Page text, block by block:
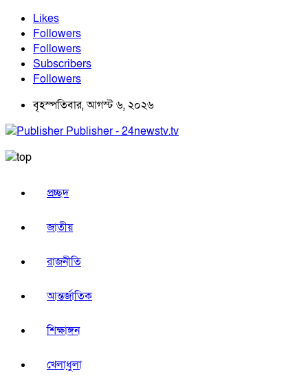
Likes
Followers
Followers
Subscribers
Followers
বৃহস্পতিবার, আগস্ট ৬, ২০২৬
Publisher - 24newstv.tv
প্রচ্ছদ
জাতীয়
রাজনীতি
আন্তর্জাতিক
শিক্ষাঙ্গন
খেলাধুলা